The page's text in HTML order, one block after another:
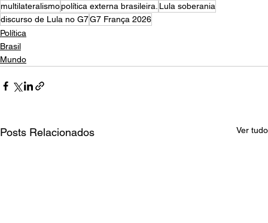
multilateralismopolítica externa brasileira. Lula soberania
discurso de Lula no G7G7 França 2026
Política
Brasil
Mundo
Posts Relacionados Ver tudo